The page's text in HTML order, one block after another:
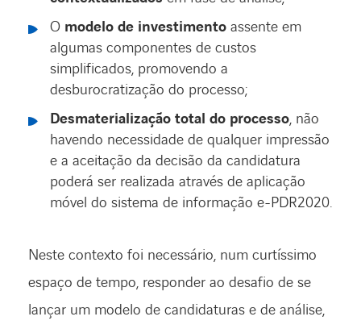
O modelo de investimento assente em
algumas componentes de custos
simplificados, promovendo a
desburocratização do processo;
Desmaterialização total do processo, não
havendo necessidade de qualquer impressão
e a aceitação da decisão da candidatura
poderá ser realizada através de aplicação
móvel do sistema de informação e-PDR2020.
Neste contexto foi necessário, num curtíssimo
espaço de tempo, responder ao desafio de se
lançar um modelo de candidaturas e de análise,